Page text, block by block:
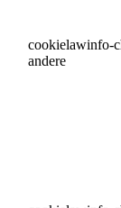
cookielawinfo-
andere